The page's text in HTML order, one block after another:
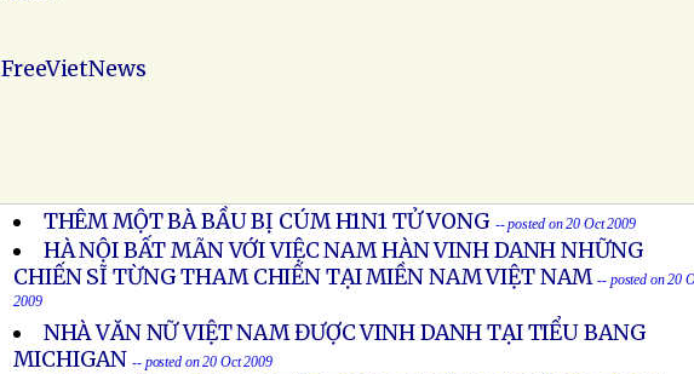
FreeVietNews
THÊM MỘT BÀ BẦU BỊ CÚM H1N1 TỬ VONG -- posted on 20 Oct 2009
HÀ NỘI BẤT MÃN VỚI VIỆC NAM HÀN VINH DANH NHỮNG
CHIẾN SĨ TỪNG THAM CHIẾN TẠI MIỀN NAM VIỆT NAM -- posted on 20
2009
NHÀ VĂN NỮ VIỆT NAM ĐƯỢC VINH DANH TẠI TIỂU BANG
MICHIGAN -- posted on 20 Oct 2009